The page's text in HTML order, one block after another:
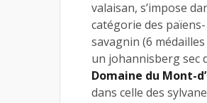
valaisan, s’impose
catégorie des païens-
savagnin (6 médailles
un johannisberg sec
Domaine du Mont-
dans celle des